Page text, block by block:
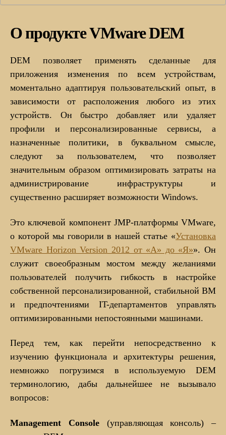
О продукте VMware DEM
DEM позволяет применять сделанные для
приложения изменения по всем устройствам,
моментально адаптируя пользовательский опыт, в
зависимости от расположения любого из этих
устройств. Он быстро добавляет или удаляет
профили и персонализированные сервисы, а
назначенные политики, в буквальном смысле,
следуют за пользователем, что позволяет
значительным образом оптимизировать затраты на
администрирование инфраструктуры и
существенно расширяет возможности Windows.
Это ключевой компонент JMP-платформы VMware,
о которой мы говорили в нашей статье «Установка
VMware Horizon Version 2012 от «А» до «Я»». Он
служит своеобразным мостом между желаниями
пользователей получить гибкость в настройке
собственной персонализированной, стабильной ВМ
и предпочтениями IT-департаментов управлять
оптимизированными непостоянными машинами.
Перед тем, как перейти непосредственно к
изучению функционала и архитектуры решения,
немножко погрузимся в используемую DEM
терминологию, дабы дальнейшее не вызывало
вопросов:
Management Console(управляющая консоль) –